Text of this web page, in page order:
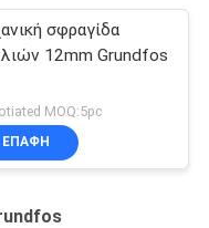
σφραγίδα
12mm Grundfos
MOQ:5pc
ΕΠΑΦΉ